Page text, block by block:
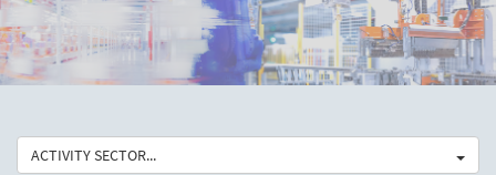
ACTIVITY SECTOR...